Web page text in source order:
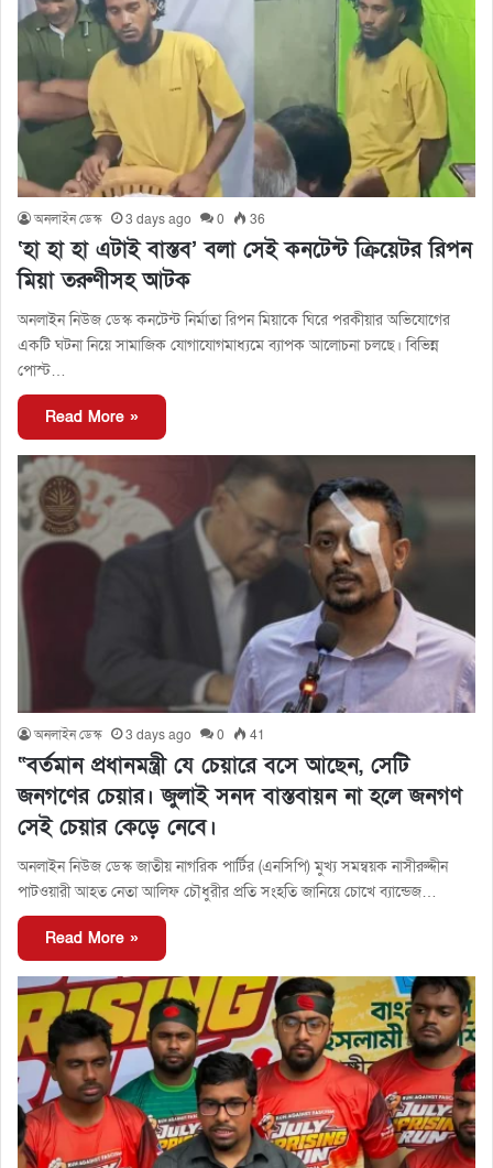
অনলাইন ডেস্ক 3 days ago 0 36
‘হা হা হা এটাই বাস্তব’ বলা সেই কনটেন্ট ক্রিয়েটর রিপন
মিয়া তরুণীসহ আটক
অনলাইন নিউজ ডেস্ক কনটেন্ট নির্মাতা রিপন মিয়াকে ঘিরে পরকীয়ার অভিযোগের
একটি ঘটনা নিয়ে সামাজিক যোগাযোগমাধ্যমে ব্যাপক আলোচনা চলছে। বিভিন্ন
পোস্ট…
Read More »
অনলাইন ডেস্ক 3 days ago 0 41
“বর্তমান প্রধানমন্ত্রী যে চেয়ারে বসে আছেন, সেটি
জনগণের চেয়ার। জুলাই সনদ বাস্তবায়ন না হলে জনগণ
সেই চেয়ার কেড়ে নেবে।
অনলাইন নিউজ ডেস্ক জাতীয় নাগরিক পার্টির (এনসিপি) মুখ্য সমন্বয়ক নাসীরুদ্দীন
পাটওয়ারী আহত নেতা আলিফ চৌধুরীর প্রতি সংহতি জানিয়ে চোখে ব্যান্ডেজ…
Read More »